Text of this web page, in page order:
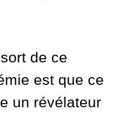
de ce
est que ce
un révélateur